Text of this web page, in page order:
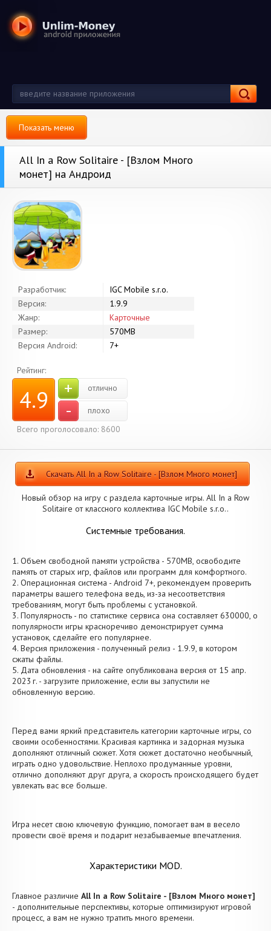
Показать меню
All In a Row Solitaire - [Взлом Много
монет] на Андроид
Разработчик:
IGC Mobile s.r.o.
Версия:
1.9.9
Жанр:
Карточные
Размер:
570MB
Версия Android:
7+
Рейтинг:
4.9 + отлично
-
плохо
Всего проголосовало: 8600
Скачать All In a Row Solitaire - [Взлом Много монет]
Новый обзор на игру с раздела карточные игры. All In a Row
Solitaire от классного коллектива IGC Mobile s.r.o..
Системные требования.
1. Объем свободной памяти устройства - 570MB, освободите
память от старых игр, файлов или программ для комфортного.
2. Операционная система - Android 7+, рекомендуем проверить
параметры вашего телефона ведь, из-за несоответствия
требованиям, могут быть проблемы с установкой.
3. Популярность - по статистике сервиса она составляет 630000, о
популярности игры красноречиво демонстрирует сумма
установок, сделайте его популярнее.
4. Версия приложения - полученный релиз - 1.9.9, в котором
сжаты файлы.
5. Дата обновления - на сайте опубликована версия от 15 апр.
2023 г. - загрузите приложение, если вы запустили не
обновленную версию.
Перед вами яркий представитель категории карточные игры, со
своими особенностями. Красивая картинка и задорная музыка
дополняют отличный сюжет. Хотя сюжет достаточно необычный,
играть одно удовольствие. Неплохо продуманные уровни,
отлично дополняют друг друга, а скорость происходящего будет
увлекать вас все больше.
Игра несет свою ключевую функцию, помогает вам в весело
провести своё время и подарит незабываемые впечатления.
Характеристики MOD.
Главное различие All In a Row Solitaire - [Взлом Много монет]
- дополнительные перспективы, которые оптимизируют игровой
процесс, а вам не нужно тратить много времени.